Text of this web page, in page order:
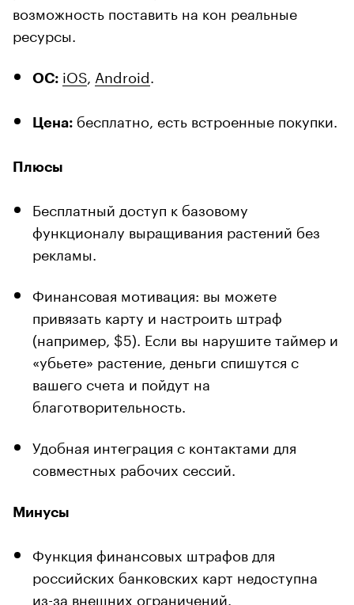
возможность поставить на кон реальные
ресурсы.
ОС: iOS Android
Цена: бесплатно, есть встроенные покупки.
Плюсы
Бесплатный доступ к базовому
функционалу выращивания растений без
рекламы.
Финансовая мотивация: вы можете
привязать карту и настроить штраф
(например, $5). Если вы нарушите таймер и
«убьете» растение, деньги спишутся с
вашего счета и пойдут на
благотворительность.
Удобная интеграция с контактами для
совместных рабочих сессий.
Минусы
Функция финансовых штрафов для
российских банковских карт недоступна
из-за внешних ограничений.